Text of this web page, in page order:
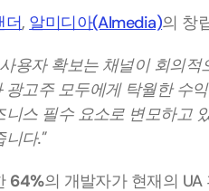
더, 알미디아(Almedia)의 창
용자 확보는 채널이 회의
광고주 모두에게 탁월한 수
니스 필수 요소로 변모하고
니다."
64%의 개발자가 현재의